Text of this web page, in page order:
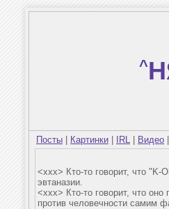
^
Посты Картинки IRL Видео
<xxx> Кто-то говорит, что
эвтаназии.
<xxx> Кто-то говорит, что
против человечности самим